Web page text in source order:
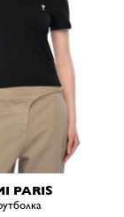
PARIS